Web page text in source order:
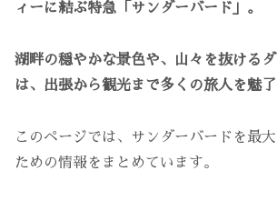
ィーに結ぶ特急「サンダーバード」。
湖畔の穏やかな景色や、山々を抜ける
は、出張から観光まで多くの旅人を魅了
このページでは、サンダーバードを最
ための情報をまとめています。